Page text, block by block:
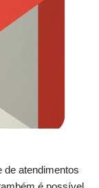
de atendimentos